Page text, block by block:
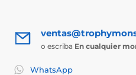
o escriba En cualquier
WhatsApp